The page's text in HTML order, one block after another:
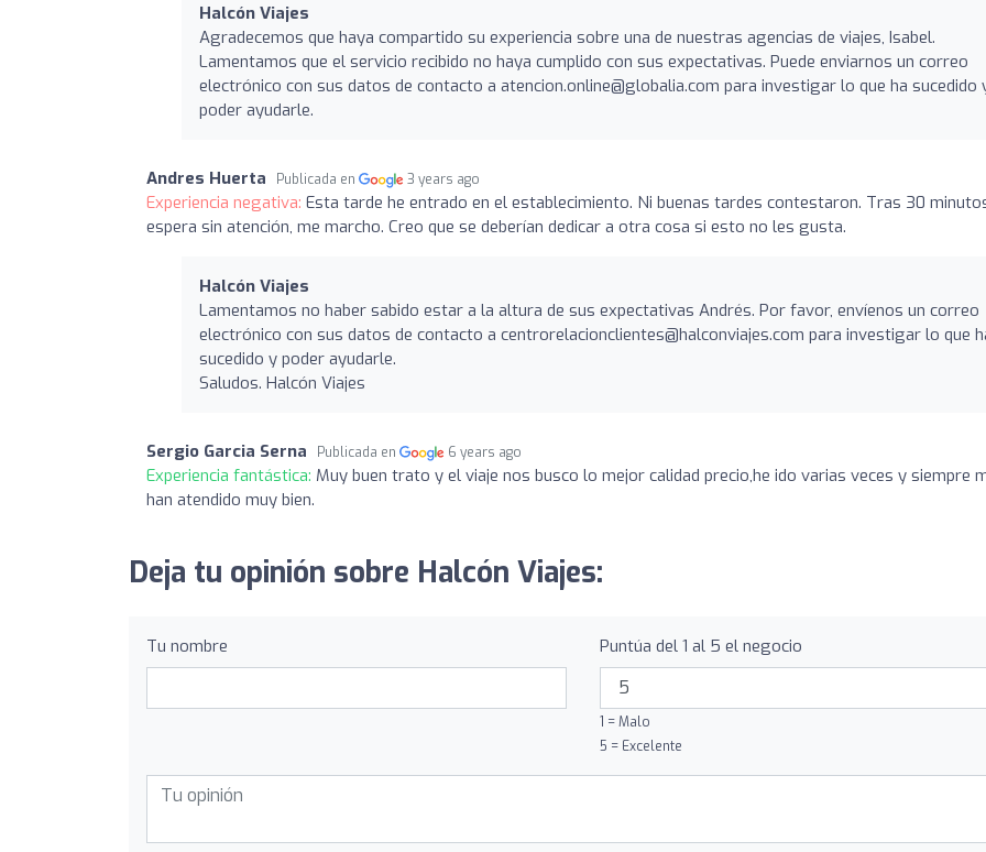
Halcón Viajes
Agradecemos que haya compartido su experiencia sobre una de nuestras agencias de viajes, Isabel.
Lamentamos que el servicio recibido no haya cumplido con sus expectativas. Puede enviarnos un correo
electrónico con sus datos de contacto a atencion.online@globalia.com para investigar lo que ha sucedido
poder ayudarle.
Andres Huerta Publicada en 3 years ago
Experiencia negativa: Esta tarde he entrado en el establecimiento. Ni buenas tardes contestaron. Tras 30
espera sin atención, me marcho. Creo que se deberían dedicar a otra cosa si esto no les gusta.
Halcón Viajes
Lamentamos no haber sabido estar a la altura de sus expectativas Andrés. Por favor, envíenos un correo
electrónico con sus datos de contacto a centrorelacionclientes@halconviajes.com para investigar lo que
sucedido y poder ayudarle.
Saludos. Halcón Viajes
Sergio Garcia Serna Publicada en 6 years ago
Experiencia fantástica: Muy buen trato y el viaje nos busco lo mejor calidad precio,he ido varias veces y siempre
han atendido muy bien.
Deja tu opinión sobre Halcón Viajes:
Tu nombre Puntúa del 1 al 5 el negocio
1 = Malo
5 = Excelente